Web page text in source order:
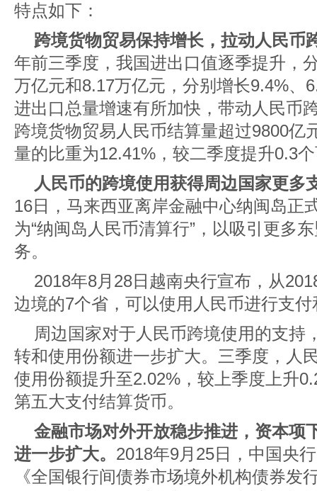
特点如下：
跨境货物贸易保持增长，拉动人民币
年前三季度，我国进出口值逐季提升，
万亿元和8.17万亿元，分别增长9.4%、
进出口总量增速有所加快，带动人民币
跨境货物贸易人民币结算量超过9800亿
量的比重为12.41%，较二季度提升0.3
人民币的跨境使用获得周边国家更多
16日，马来西亚离岸金融中心纳闽岛正
为“纳闽岛人民币清算行”，以吸引更多
务。
2018年8月28日越南央行宣布，从
边境的7个省，可以使用人民币进行支付
周边国家对于人民币跨境使用的支持
转和使用份额进一步扩大。三季度，人
使用份额提升至2.02%，较上季度上升
第五大支付结算货币。
金融市场对外开放稳步推进，资本项
进一步扩大。 2018年9月25日，中国央
《全国银行间债券市场境外机构债券发